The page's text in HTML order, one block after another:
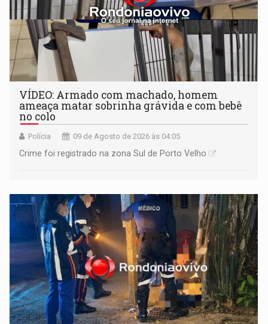
VÍDEO: Armado com machado, homem
ameaça matar sobrinha grávida e com bebê
no colo
Polícia 09 de Agosto de 2026 às 04:05
Crime foi registrado na zona Sul de Porto Velho